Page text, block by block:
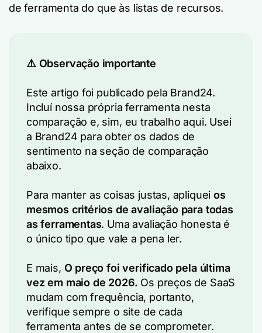
de ferramenta do que às listas de recursos.
⚠️ Observação importante
Este artigo foi publicado pela Brand24.
Incluí nossa própria ferramenta nesta
comparação e, sim, eu trabalho aqui. Usei
a Brand24 para obter os dados de
sentimento na seção de comparação
abaixo.
Para manter as coisas justas, apliquei os
mesmos critérios de avaliação para todas
as ferramentas. Uma avaliação honesta é
o único tipo que vale a pena ler.
E mais, O preço foi verificado pela última
vez em maio de 2026. Os preços de SaaS
mudam com frequência, portanto,
verifique sempre o site de cada
ferramenta antes de se comprometer.